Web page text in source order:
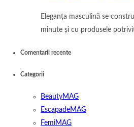
Eleganța masculină se
minute și cu produsele
Comentarii recente
Categorii
BeautyMAG
EscapadeMAG
FemiMAG